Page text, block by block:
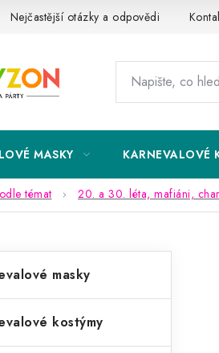
Nejčastější otázky a odpovědi
MASKY KARNEVALOVÉ
témat 20. a 30. léta, mafiáni,
masky
kostýmy